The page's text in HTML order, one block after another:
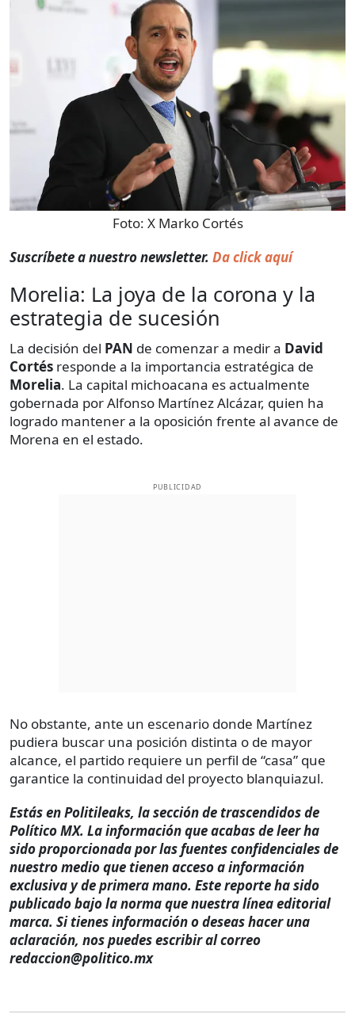
Foto: X Marko Cortés
Suscríbete a nuestro newsletter. Da click aquí
Morelia: La joya de la corona y la
estrategia de sucesión
La decisión del PAN de comenzar a medir a David
Cortés responde a la importancia estratégica de
Morelia. La capital michoacana es actualmente
gobernada por Alfonso Martínez Alcázar, quien ha
logrado mantener a la oposición frente al avance de
Morena en el estado.
PUBLICIDAD
No obstante, ante un escenario donde Martínez
pudiera buscar una posición distinta o de mayor
alcance, el partido requiere un perfil de “casa” que
garantice la continuidad del proyecto blanquiazul.
Estás en Politileaks, la sección de trascendidos de
Político MX. La información que acabas de leer ha
sido proporcionada por las fuentes confidenciales de
nuestro medio que tienen acceso a información
exclusiva y de primera mano. Este reporte ha sido
publicado bajo la norma que nuestra línea editorial
marca. Si tienes información o deseas hacer una
aclaración, nos puedes escribir al correo
redaccion@politico.mx